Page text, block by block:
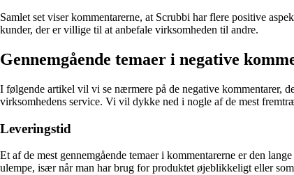
Samlet set viser kommentarerne, at Scrubbi har flere positive
kunder, der er villige til at anbefale virksomheden til andre.
Gennemgående temaer i negative
I følgende artikel vil vi se nærmere på de negative kommentarer,
virksomhedens service. Vi vil dykke ned i nogle af de mest
Leveringstid
Et af de mest gennemgående temaer i kommentarerne er den
ulempe, især når man har brug for produktet øjeblikkeligt eller